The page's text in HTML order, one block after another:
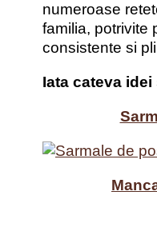
numeroase
familia, potrivite
consistente si
Iata cateva